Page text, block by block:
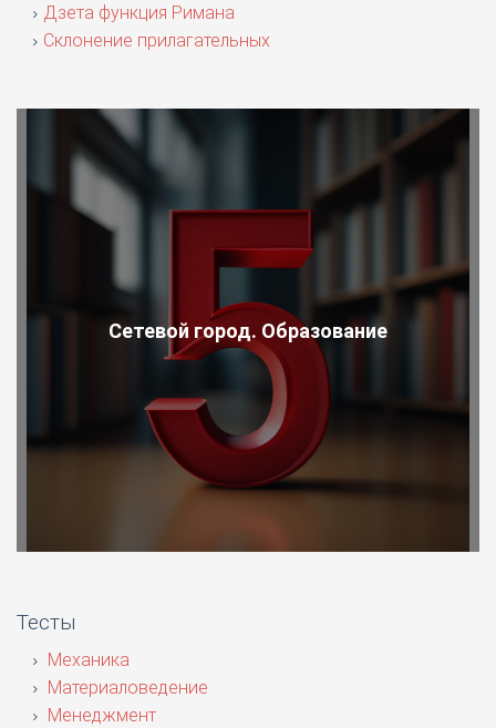
Дзета функция Римана
Склонение прилагательных
Сетевой город. Образование
Тесты
Механика
Материаловедение
Менеджмент